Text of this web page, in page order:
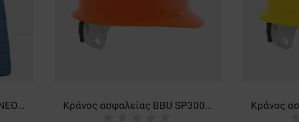
Γυναικείο μπουφάν FLASH NEO PETROL Κράνος ασφαλείας BBU SP300P ORANGE